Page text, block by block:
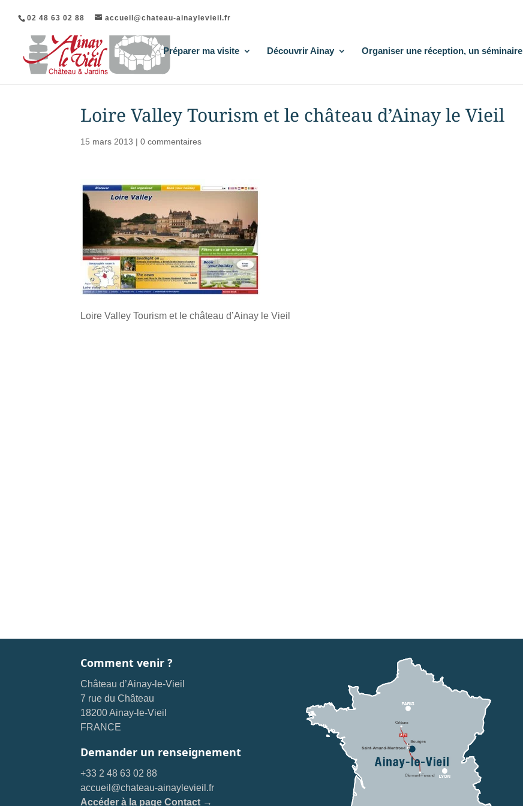
02 48 63 02 88 accueil@chateau-ainaylevieil.fr
Préparer ma visite Découvrir Ainay Organiser une réception, un séminaire
Loire Valley Tourism et le château d’Ainay le Vieil
15 mars 2013 |0 commentaires
Loire Valley Tourism et le château d’Ainay le Vieil
Comment venir ?
Château d’Ainay-le-Vieil
7 rue du Château
18200 Ainay-le-Vieil
FRANCE
Demander un renseignement
+33 2 48 63 02 88
accueil@chateau-ainaylevieil.fr
Accéder à la page Contact →